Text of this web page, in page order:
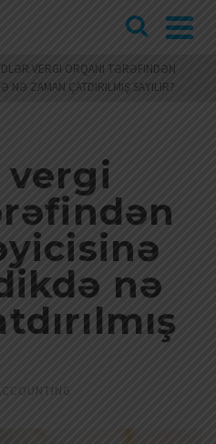
VERGI ORQANI TƏRƏFINDƏN
NƏ ZAMAN ÇATDIRILMIŞ SAYILIR?
vergi
nə